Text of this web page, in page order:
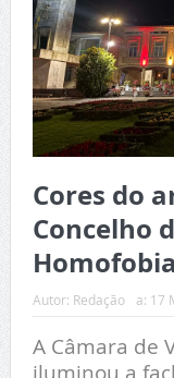
Cores do
Concelho
Autor: Redação a: 17
A Câmara de
iluminou a